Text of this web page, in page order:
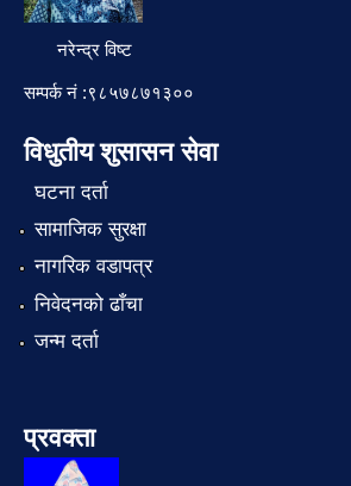
नरेन्द्र विष्ट
सम्पर्क नं :९८५७८७१३००
विधुतीय शुसासन सेवा
घटना दर्ता
सामाजिक सुरक्षा
नागरिक वडापत्र
निवेदनको ढाँचा
जन्म दर्ता
प्रवक्ता